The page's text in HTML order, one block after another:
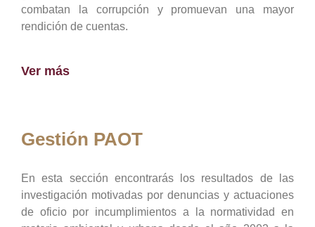
combatan la corrupción y promuevan una mayor
rendición de cuentas.
Ver más
Gestión PAOT
En esta sección encontrarás los resultados de las
investigación motivadas por denuncias y actuaciones
de oficio por incumplimientos a la normatividad en